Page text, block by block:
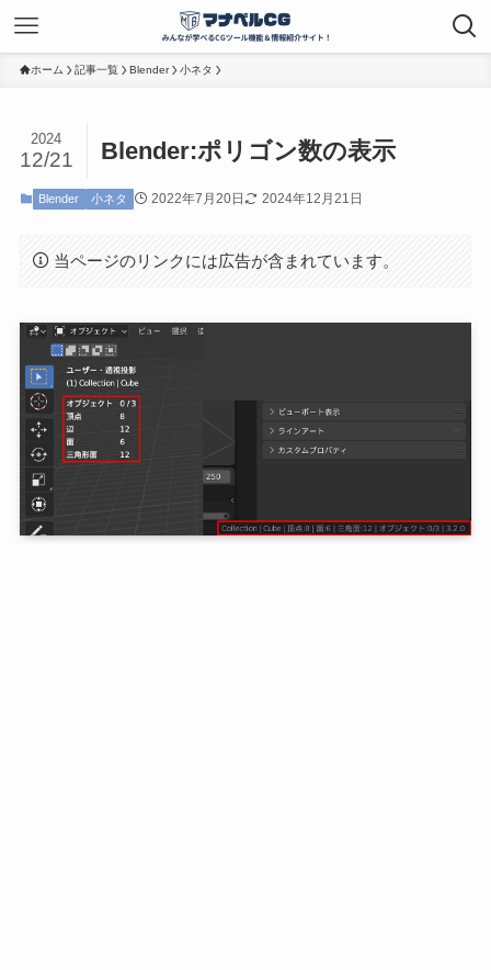
ホーム 記事一覧 Blender 小ネタ
Blender:ポリゴン数の表示
2024
12/21
Blender 小ネタ 2022年7月20日 2024年12月21日
当ページのリンクには広告が含まれています。